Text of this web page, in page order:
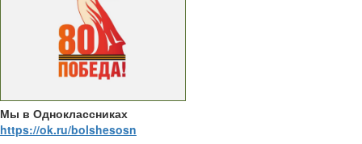
Мы в Одноклассниках
https://ok.ru/bolshesosn